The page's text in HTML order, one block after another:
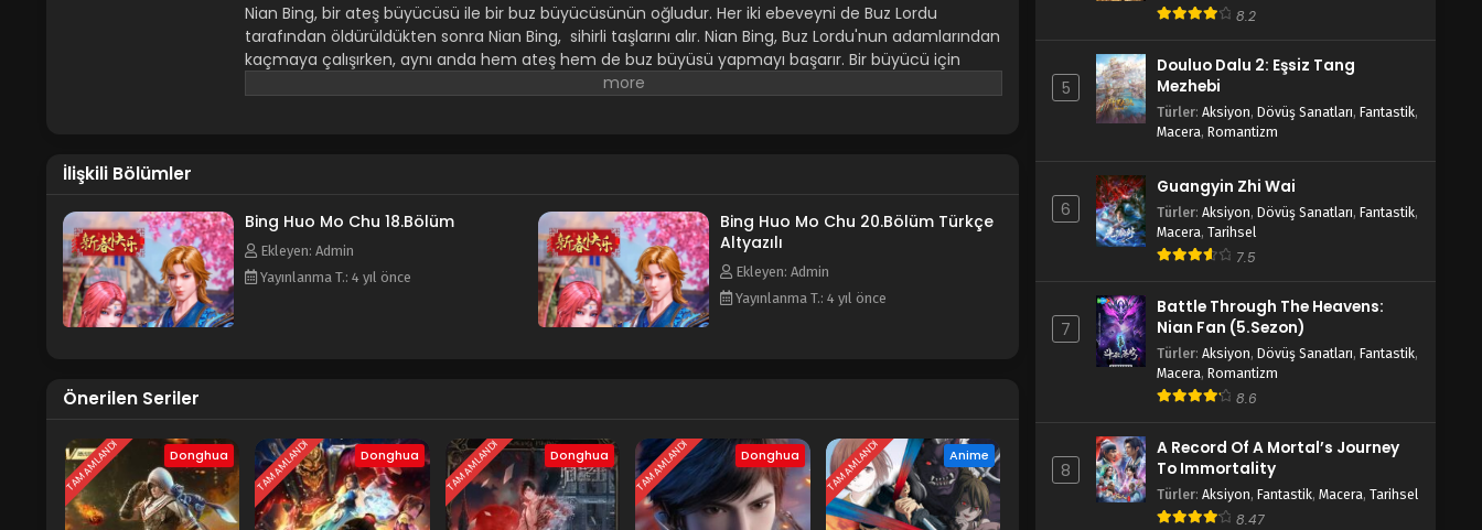
Nian Bing, bir ateş büyücüsü ile bir buz büyücüsünün oğludur. Her iki ebeveyni de Buz Lordu
tarafından öldürüldükten sonra Nian Bing, sihirli taşlarını alır. Nian Bing, Buz Lordu'nun adamlarından
kaçmaya çalışırken, aynı anda hem ateş hem de buz büyüsü yapmayı başarır. Bir büyücü için
imkansız bir başarı. Baygın halde uçurumdan düşer ve yaşlı bir adam tarafından kurtarılır.
İlişkili Bölümler
Bing Huo Mo Chu 18.Bölüm
Ekleyen: Admin
Yayınlanma T.: 4 yıl önce
Bing Huo Mo Chu 20.Bölüm Türkçe
Altyazılı
Ekleyen: Admin
Yayınlanma T.: 4 yıl önce
Önerilen Seriler
TAMAMLANDI Donghua TAMAMLANDI Donghua TAMAMLANDI Donghua TAMAMLANDI Donghua TAMAMLANDI Anime
Bing Huo Mo Chu 3.Bölüm
Blm 3 - Bing Huo Mo Chu 3.Bölüm - Aralık
19, 2021
Bing Huo Mo Chu 2.Bölüm
Bing Huo Mo Chu 1.Bölüm
Blm 1 - Bing Huo Mo Chu 1.Bölüm - Aralık 11,
8.2
5
Douluo Dalu 2: Eşsiz Tang
Mezhebi
Türler: Aksiyon, Dövüş Sanatları, Fantastik,
Macera, Romantizm
6
Guangyin Zhi Wai
Türler: Aksiyon, Dövüş Sanatları, Fantastik,
Macera, Tarihsel
7.5
7
Battle Through The Heavens:
Nian Fan (5.Sezon)
Türler: Aksiyon, Dövüş Sanatları, Fantastik,
Macera, Romantizm
8.6
8
A Record Of A Mortal’s Journey
To Immortality
Türler: Aksiyon, Fantastik, Macera, Tarihsel
8.47